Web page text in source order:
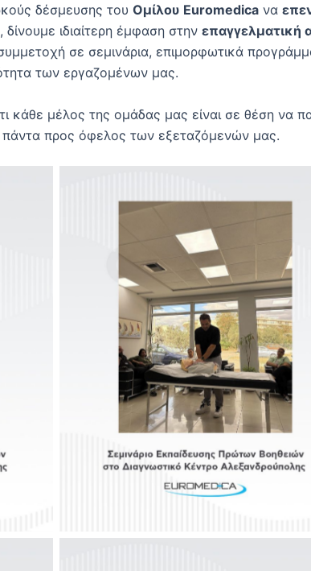
δέσμευσης του Ομίλου Euromedica να
, δίνουμε ιδιαίτερη έμφαση στην επαγγελματική
σε σεμινάρια, επιμορφωτικά
των εργαζομένων μας.
κάθε μέλος της ομάδας μας είναι σε θέση να
πάντα προς όφελος των εξεταζόμενών μας.
No Caption